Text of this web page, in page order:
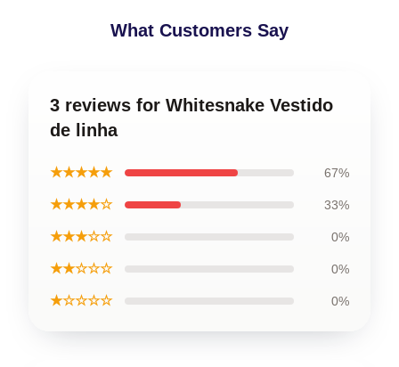
What Customers Say
3 reviews for Whitesnake Vestido
de linha
★★★★★ 67%
★★★★☆ 33%
★★★☆☆ 0%
★★☆☆☆ 0%
★☆☆☆☆ 0%